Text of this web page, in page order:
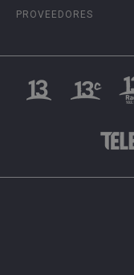
PROVEEDORES